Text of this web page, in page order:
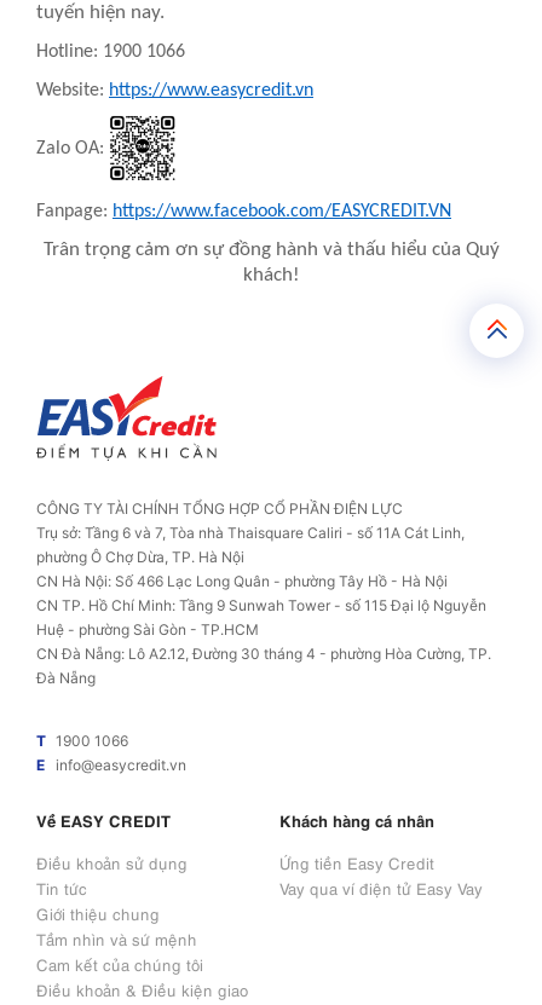
tuyến hiện nay.
Hotline: 1900 1066
Website: https://www.easycredit.vn
Zalo OA:
Fanpage: https://www.facebook.com/EASYCREDIT.VN
Trân trọng cảm ơn sự đồng hành và thấu hiểu của Quý
khách!
CÔNG TY TÀI CHÍNH TỔNG HỢP CỔ PHẦN ĐIỆN LỰC
Trụ sở: Tầng 6 và 7, Tòa nhà Thaisquare Caliri - số 11A Cát Linh,
phường Ô Chợ Dừa, TP. Hà Nội
CN Hà Nội: Số 466 Lạc Long Quân - phường Tây Hồ - Hà Nội
CN TP. Hồ Chí Minh: Tầng 9 Sunwah Tower - số 115 Đại lộ Nguyễn
Huệ - phường Sài Gòn - TP.HCM
CN Đà Nẵng: Lô A2.12, Đường 30 tháng 4 - phường Hòa Cường, TP.
Đà Nẵng
T 1900 1066
E info@easycredit.vn
Về EASY CREDIT
Điều khoản sử dụng
Tin tức
Giới thiệu chung
Tầm nhìn và sứ mệnh
Cam kết của chúng tôi
Điều khoản & Điều kiện giao
Khách hàng cá nhân
Ứng tiền Easy Credit
Vay qua ví điện tử Easy Vay